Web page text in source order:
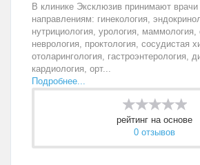
В клинике Эксклюзив принимают
направлениям: гинекология,
нутрициология, урология, маммология,
неврология, проктология, сосудистая
отоларингология, гастроэнтерология,
кардиология, орт...
Подробнее...
рейтинг на основе
0 отзывов